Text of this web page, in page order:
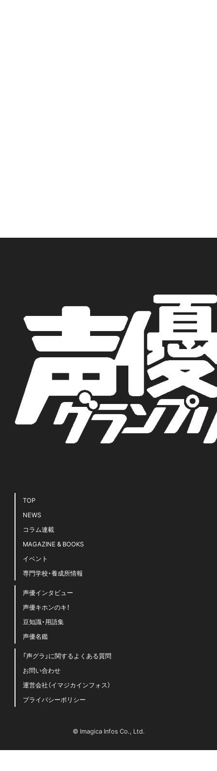
TOP
NEWS
コラム連載
MAGAZINE & BOOKS
イベント
専門学校・養成所情報
声優インタビュー
声優キホンのキ！
豆知識・用語集
声優名鑑
「声グラ」に関するよくある質問
お問い合わせ
運営会社（イマジカインフォス）
プライバシーポリシー
© Imagica Infos Co., Ltd.